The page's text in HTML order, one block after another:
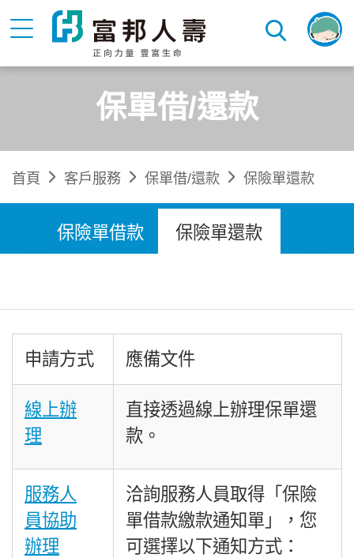
保單借/還款
首頁 客戶服務 保單借/還款 保險單還款
保險單借款 保險單還款
申請方式 應備文件
線上辦
理
直接透過線上辦理保單還
款。
服務人
員協助
辦理
洽詢服務人員取得「保險
單借款繳款通知單」，您
可選擇以下通知方式：